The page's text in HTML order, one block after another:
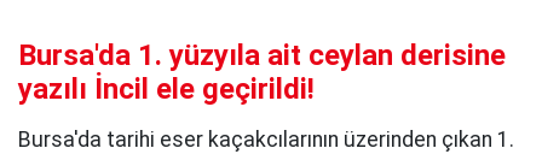
Bursa'da 1. yüzyıla ait ceylan derisine
yazılı İncil ele geçirildi!
Bursa'da tarihi eser kaçakcılarının üzerinden çıkan 1.